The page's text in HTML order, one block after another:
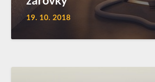
19. 10. 2018